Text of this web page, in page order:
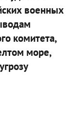
военных
комитета,
море,